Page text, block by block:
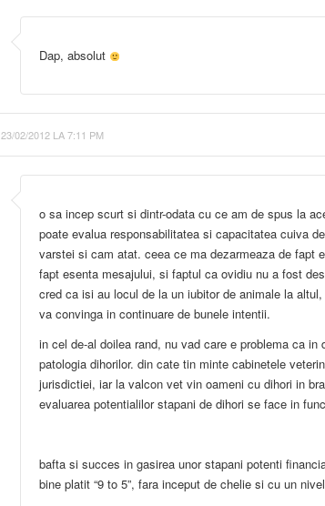
Dap, absolut
23/02/2012 LA 7:11 PM
o sa incep scurt si dintr-odata cu ce am de spus la
poate evalua responsabilitatea si capacitatea cuiva
varstei si cam atat. ceea ce ma dezarmeaza de fapt
fapt esenta mesajului, si faptul ca ovidiu nu a fost
cred ca isi au locul de la un iubitor de animale la
va convinga in continuare de bunele intentii.
in cel de-al doilea rand, nu vad care e problema ca
patologia dihorilor. din cate tin minte cabinetele
jurisdictiei, iar la valcon vet vin oameni cu dihori in
evaluarea potentialilor stapani de dihori se face in
bafta si succes in gasirea unor stapani potenti
bine platit “9 to 5”, fara inceput de chelie si cu un